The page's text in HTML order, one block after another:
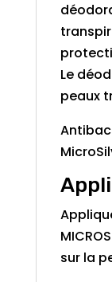
Le
peaux
sur la